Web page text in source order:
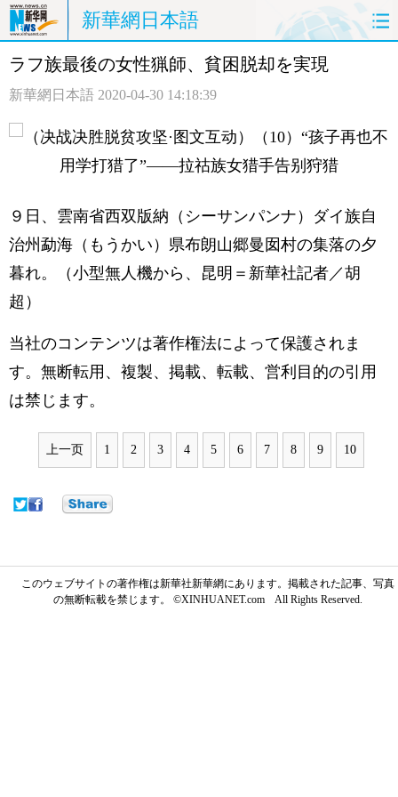
新華網日本語
ホームページ 政治 経済
観光 評論 写真
ラフ族最後の女性猟師、貧困脱却を実現
新華網日本語 2020-04-30 14:18:39
９日、雲南省西双版納（シーサンパンナ）ダイ族自
治州勐海（もうかい）県布朗山郷曼囡村の集落の夕
暮れ。（小型無人機から、昆明＝新華社記者／胡
超）
当社のコンテンツは著作権法によって保護されま
す。無断転用、複製、掲載、転載、営利目的の引用
は禁じます。
上一页 1 2 3 4 5 6 7 8 9 10
このウェブサイトの著作権は新華社新華網にあります。掲載された記事、写真
の無断転載を禁じます。 ©XINHUANET.com All Rights Reserved.